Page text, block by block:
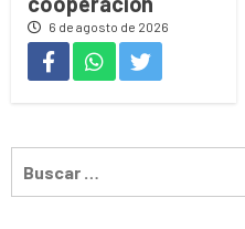
6 de agosto de 2026